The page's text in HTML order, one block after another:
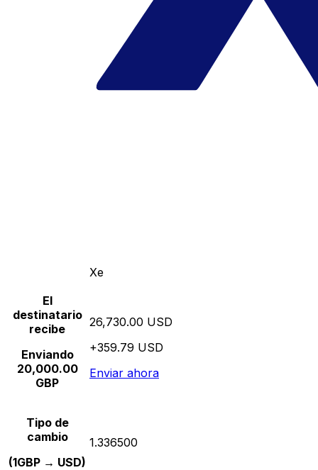
Xe
El
destinatario
recibe
Enviando
20,000.00
GBP
26,730.00 USD
+359.79 USD
Enviar ahora
Tipo de
cambio
(1GBP → USD)
1.336500